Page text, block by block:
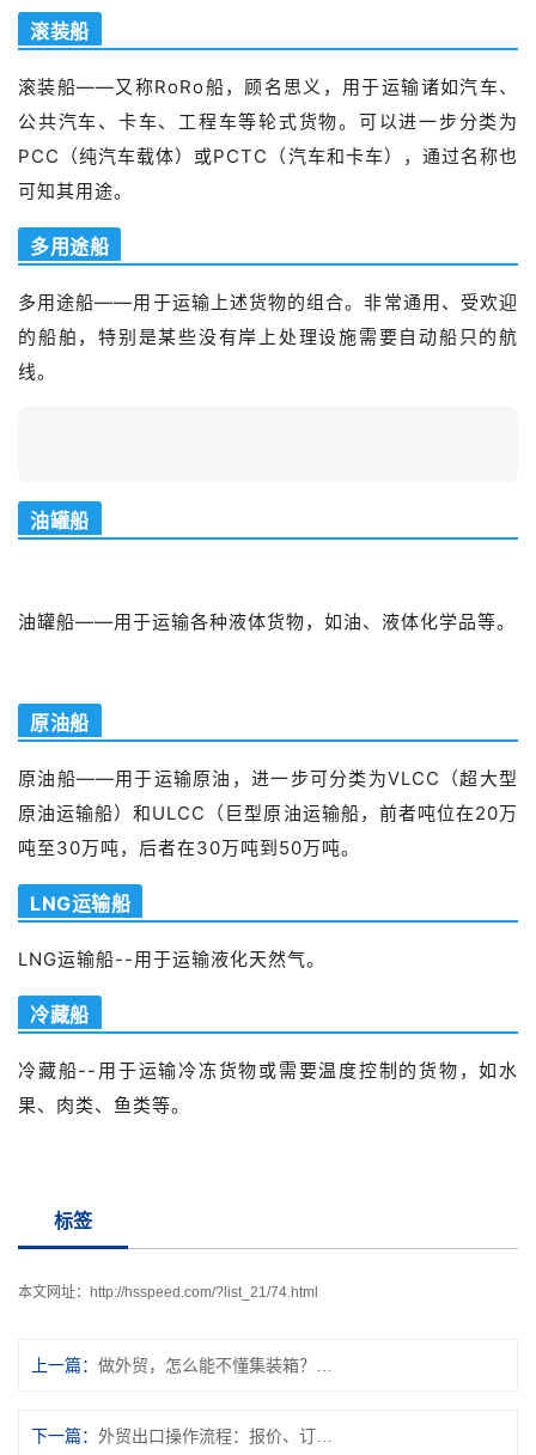
滚装船
滚装船——又称RoRo船，顾名思义，用于运输诸如汽车、
公共汽车、卡车、工程车等轮式货物。可以进一步分类为
PCC（纯汽车载体）或PCTC（汽车和卡车），通过名称也
可知其用途。
多用途船
多用途船——用于运输上述货物的组合。非常通用、受欢迎
的船舶，特别是某些没有岸上处理设施需要自动船只的航
线。
油罐船
油罐船——用于运输各种液体货物，如油、液体化学品等。
原油船
原油船——用于运输原油，进一步可分类为VLCC（超大型
原油运输船）和ULCC（巨型原油运输船，前者吨位在20万
吨至30万吨，后者在30万吨到50万吨。
LNG运输船
LNG运输船--用于运输液化天然气。
冷藏船
冷藏船--用于运输冷冻货物或需要温度控制的货物，如水
果、肉类、鱼类等。
标签
本文网址： http://hsspeed.com/?list_21/74.html
上一篇：
下一篇：